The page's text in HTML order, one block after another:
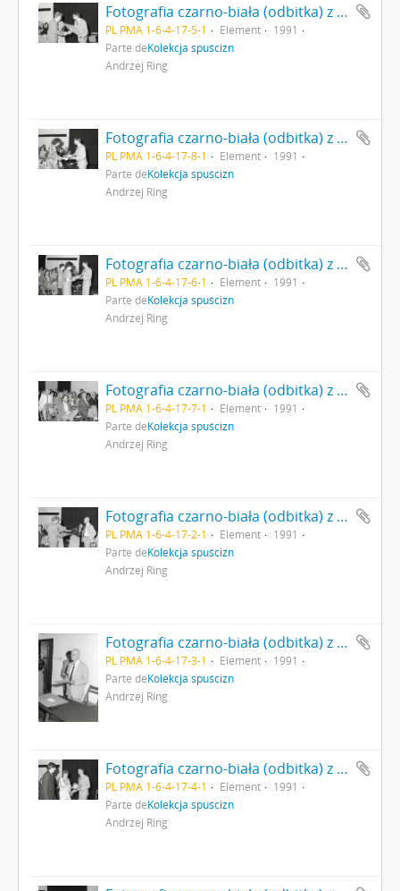
Fotografia czarno-biała (odbitka) z zakończenia konkursu na - "Najciekawsze Wydarzenie Muzealne w 1991r." Dyplom wręcza dr Piotr Łukasiewicz podsekretarz stanu p.o. kierownika Ministerstwa Kultury i Sztuki (ówczesny Minister nie urzędował) (Nr 8)
PL PMA 1-6-4-17-5-1 Element
1991
Parte deKolekcja spuścizn
Andrzej Ring
Fotografia czarno-biała (odbitka) z zakończenia konkursu na - "Najciekawsze Wydarzenie Muzealne w 1991r." Dyplom wręcza dr Piotr Łukasiewicz podsekretarz stanu p.o. kierownika Ministerstwa Kultury i Sztuki (ówczesny Minister nie urzędował) (Nr 15)
PL PMA 1-6-4-17-8-1 Element
1991
Parte deKolekcja spuścizn
Andrzej Ring
Fotografia czarno-biała (odbitka) z zakończenia konkursu na - "Najciekawsze Wydarzenie Muzealne w 1991r." Dyplom wręcza dr Piotr Łukasiewicz podsekretarz stanu p.o. kierownika Ministerstwa Kultury i Sztuki (ówczesny Minister nie urzędował) (Nr12)
PL PMA 1-6-4-17-6-1 Element
1991
Parte deKolekcja spuścizn
Andrzej Ring
Fotografia czarno-biała (odbitka) z zakończenia konkursu na - "Najciekawsze Wydarzenie Muzealne w 1991r." Uczestnicy konkursu (Nr 13)
PL PMA 1-6-4-17-7-1 Element
1991
Parte deKolekcja spuścizn
Andrzej Ring
Fotografia czarno-biała (odbitka) z zakończenia konkursu na - "Najciekawsze Wydarzenie Muzealne w 1991r." Dyrektor PMA dr Jan Jaskanis wręcza dyplom (Nr 2)
PL PMA 1-6-4-17-2-1 Element
1991
Parte deKolekcja spuścizn
Andrzej Ring
Fotografia czarno-biała (odbitka) z zakończenia konkursu na - "Najciekawsze Wydarzenie Muzealne w 1991r." Dyrektor PMA dr Jan Jaskanis wręcza dyplom (Nr 4)
PL PMA 1-6-4-17-3-1 Element
1991
Parte deKolekcja spuścizn
Andrzej Ring
Fotografia czarno-biała (odbitka) z zakończenia konkursu na - "Najciekawsze Wydarzenie Muzealne w 1991r." Dyplom wręcza dr Piotr Łukasiewicz podsekretarz stanu p.o. kierownika Ministerstwa Kultury i Sztuki (ówczesny Minister nie urzędował) (Nr 7)
PL PMA 1-6-4-17-4-1 Element
1991
Parte deKolekcja spuścizn
Andrzej Ring